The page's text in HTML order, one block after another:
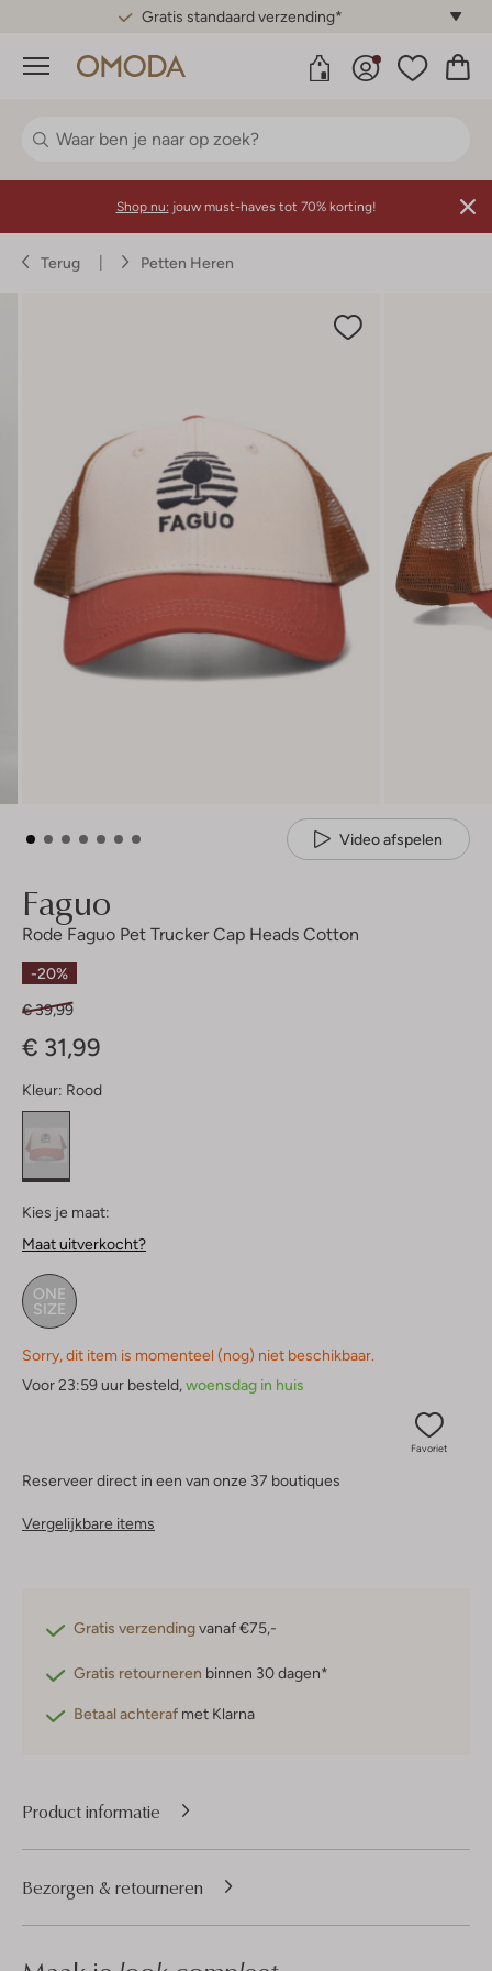
Gratis standaard verzending*
Menu
Shop nu: jouw must-haves tot 70% korting!
Terug Petten Heren
Video afspelen
Faguo
Rode Faguo Pet Trucker Cap Heads Cotton
-20%
€ 39,99
€ 31,99
Kleur: Rood
Kies je maat:
Maat uitverkocht?
ONE
SIZE
Sorry, dit item is momenteel (nog) niet beschikbaar.
Voor 23:59 uur besteld,woensdag in huis
Favoriet
Reserveer direct in een van onze 37 boutiques
Vergelijkbare items
Gratis verzendingvanaf €75,-
Gratis retourneren binnen 30 dagen*
Betaal achteraf met Klarna
Product informatie
Bezorgen & retourneren